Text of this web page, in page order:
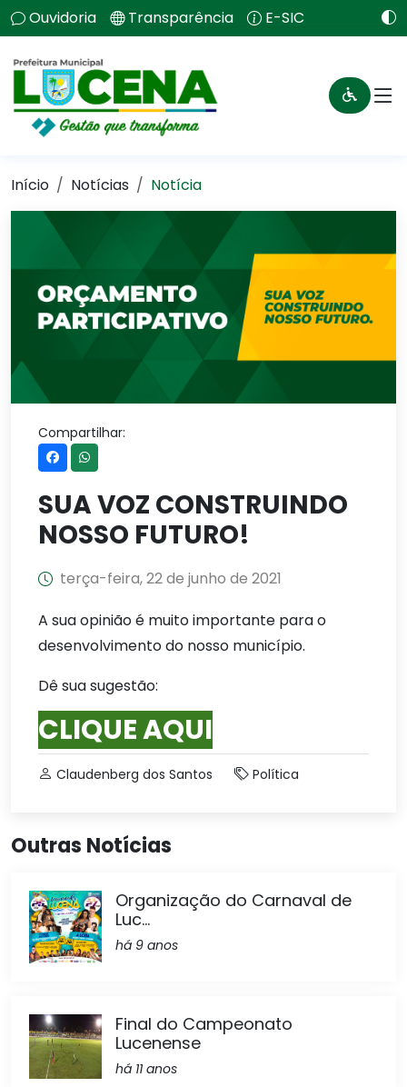
Ouvidoria Transparência E-SIC
Início Notícias Notícia
Compartilhar:
SUA VOZ CONSTRUINDO
NOSSO FUTURO!
terça-feira, 22 de junho de 2021
A sua opinião é muito importante para o
desenvolvimento do nosso município.
Dê sua sugestão:
CLIQUE AQUI
Claudenberg dos Santos Política
Outras Notícias
Organização do Carnaval de
Luc...
há 9 anos
Final do Campeonato
Lucenense
há 11 anos